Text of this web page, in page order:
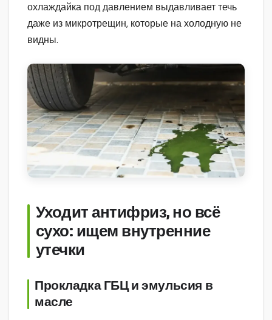
охлаждайка под давлением выдавливает течь
даже из микротрещин, которые на холодную не
видны.
Уходит антифриз, но всё
сухо: ищем внутренние
утечки
Прокладка ГБЦ и эмульсия в
масле